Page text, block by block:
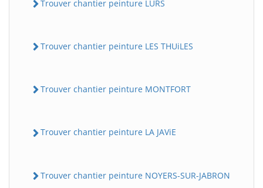
Trouver chantier peinture LURS
Trouver chantier peinture LES THUiLES
Trouver chantier peinture MONTFORT
Trouver chantier peinture LA JAViE
Trouver chantier peinture NOYERS-SUR-JABRON